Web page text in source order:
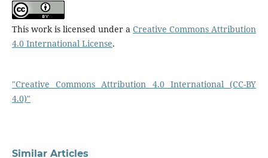
This work is licensed under aCreative Commons Attribution
4.0 International License.
"Creative Commons Attribution 4.0 International (CC-BY
4.0)"
Similar Articles